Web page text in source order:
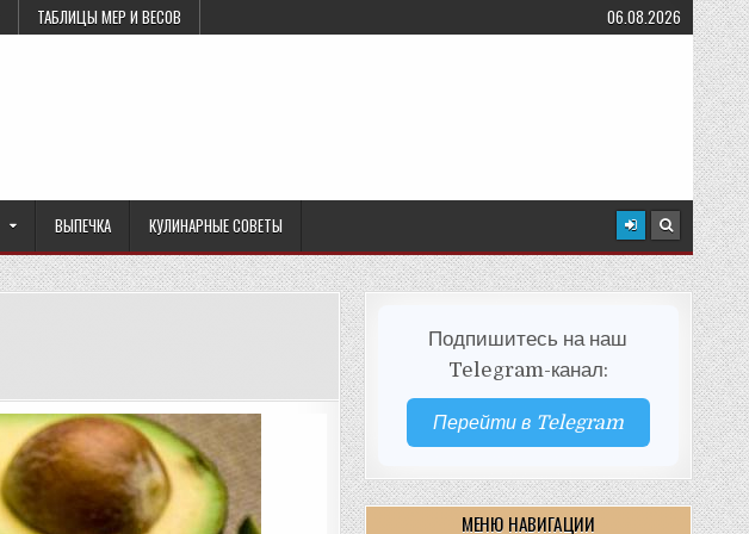
ТАБЛИЦЫ МЕР И ВЕСОВ 06.08.2026
ВЫПЕЧКА КУЛИНАРНЫЕ СОВЕТЫ
Подпишитесь на наш
Telegram-канал:
Перейти в Telegram
МЕНЮ НАВИГАЦИИ